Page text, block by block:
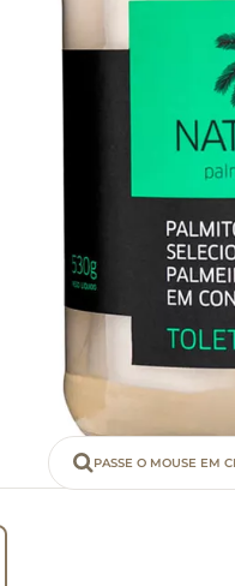
PASSE O MOUSE EM